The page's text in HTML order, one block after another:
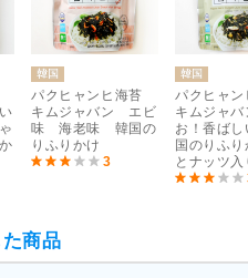
韓国
パクヒャンヒ海苔
キムジャバン エビ
味 海老味 韓国の
りふりかけ
3
韓国
パクヒャ
キムジャ
お！香ば
国のりふ
とナッツ入
商品